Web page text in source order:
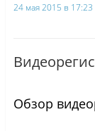
24 мая 2015 в 17:23
Обзор